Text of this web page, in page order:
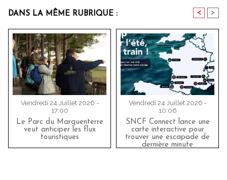
DANS LA MÊME RUBRIQUE : < >
Vendredi 24 Juillet 2026 -
17:00
Le Parc du Marquenterre
veut anticiper les flux
touristiques
Vendredi 24 Juillet 2026 -
10:06
SNCF Connect lance une
carte interactive pour
trouver une escapade de
dernière minute